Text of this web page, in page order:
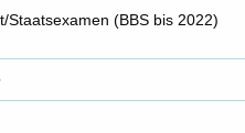
Staatsexamen (BBS bis 2022)